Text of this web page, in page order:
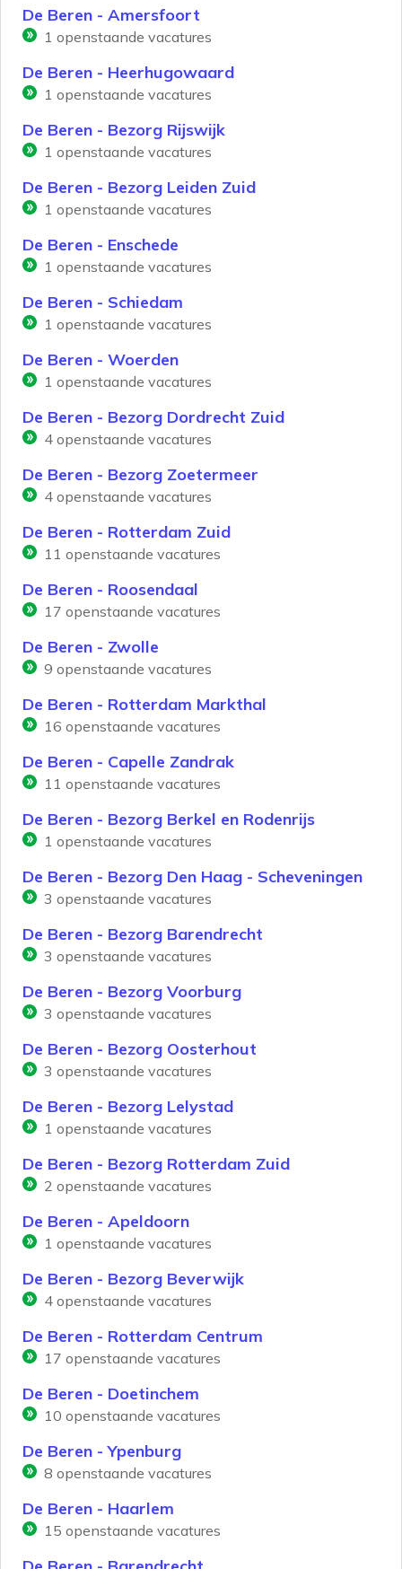
De Beren - Amersfoort
1 openstaande vacatures
De Beren - Heerhugowaard
1 openstaande vacatures
De Beren - Bezorg Rijswijk
1 openstaande vacatures
De Beren - Bezorg Leiden Zuid
1 openstaande vacatures
De Beren - Enschede
1 openstaande vacatures
De Beren - Schiedam
1 openstaande vacatures
De Beren - Woerden
1 openstaande vacatures
De Beren - Bezorg Dordrecht Zuid
4 openstaande vacatures
De Beren - Bezorg Zoetermeer
4 openstaande vacatures
De Beren - Rotterdam Zuid
11 openstaande vacatures
De Beren - Roosendaal
17 openstaande vacatures
De Beren - Zwolle
9 openstaande vacatures
De Beren - Rotterdam Markthal
16 openstaande vacatures
De Beren - Capelle Zandrak
11 openstaande vacatures
De Beren - Bezorg Berkel en Rodenrijs
1 openstaande vacatures
De Beren - Bezorg Den Haag - Scheveningen
3 openstaande vacatures
De Beren - Bezorg Barendrecht
3 openstaande vacatures
De Beren - Bezorg Voorburg
3 openstaande vacatures
De Beren - Bezorg Oosterhout
3 openstaande vacatures
De Beren - Bezorg Lelystad
1 openstaande vacatures
De Beren - Bezorg Rotterdam Zuid
2 openstaande vacatures
De Beren - Apeldoorn
1 openstaande vacatures
De Beren - Bezorg Beverwijk
4 openstaande vacatures
De Beren - Rotterdam Centrum
17 openstaande vacatures
De Beren - Doetinchem
10 openstaande vacatures
De Beren - Ypenburg
8 openstaande vacatures
De Beren - Haarlem
15 openstaande vacatures